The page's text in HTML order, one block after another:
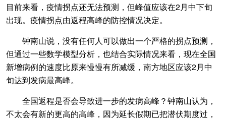
目前来看，疫情拐点还无法预测，但峰值应该在2月中下旬
出现。疫情拐点由返程高峰的防控情况决定。
钟南山说，没有任何人可以做出一个严格的拐点预测，
但通过一些数学模型分析，也结合实际情况来看，现在全国
新增病例的速度比原来慢慢有所减缓，南方地区应该2月中
旬达到发病最高峰。
全国返程是否会导致进一步的发病高峰？钟南山认为，
不太会有新的更高的高峰，因为延长假期已把潜伏期度过，